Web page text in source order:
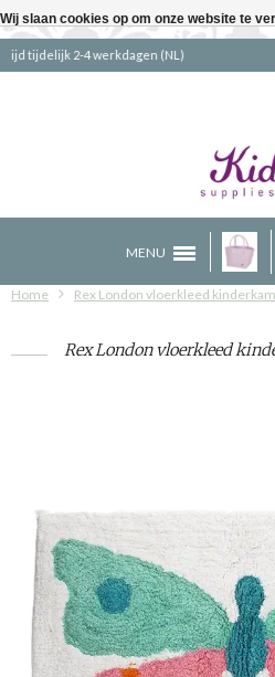
Gratis verzending
MENU
Home Rex London vloerkleed
Rex London vloerkleed
Wij slaan cookies op om onze website te